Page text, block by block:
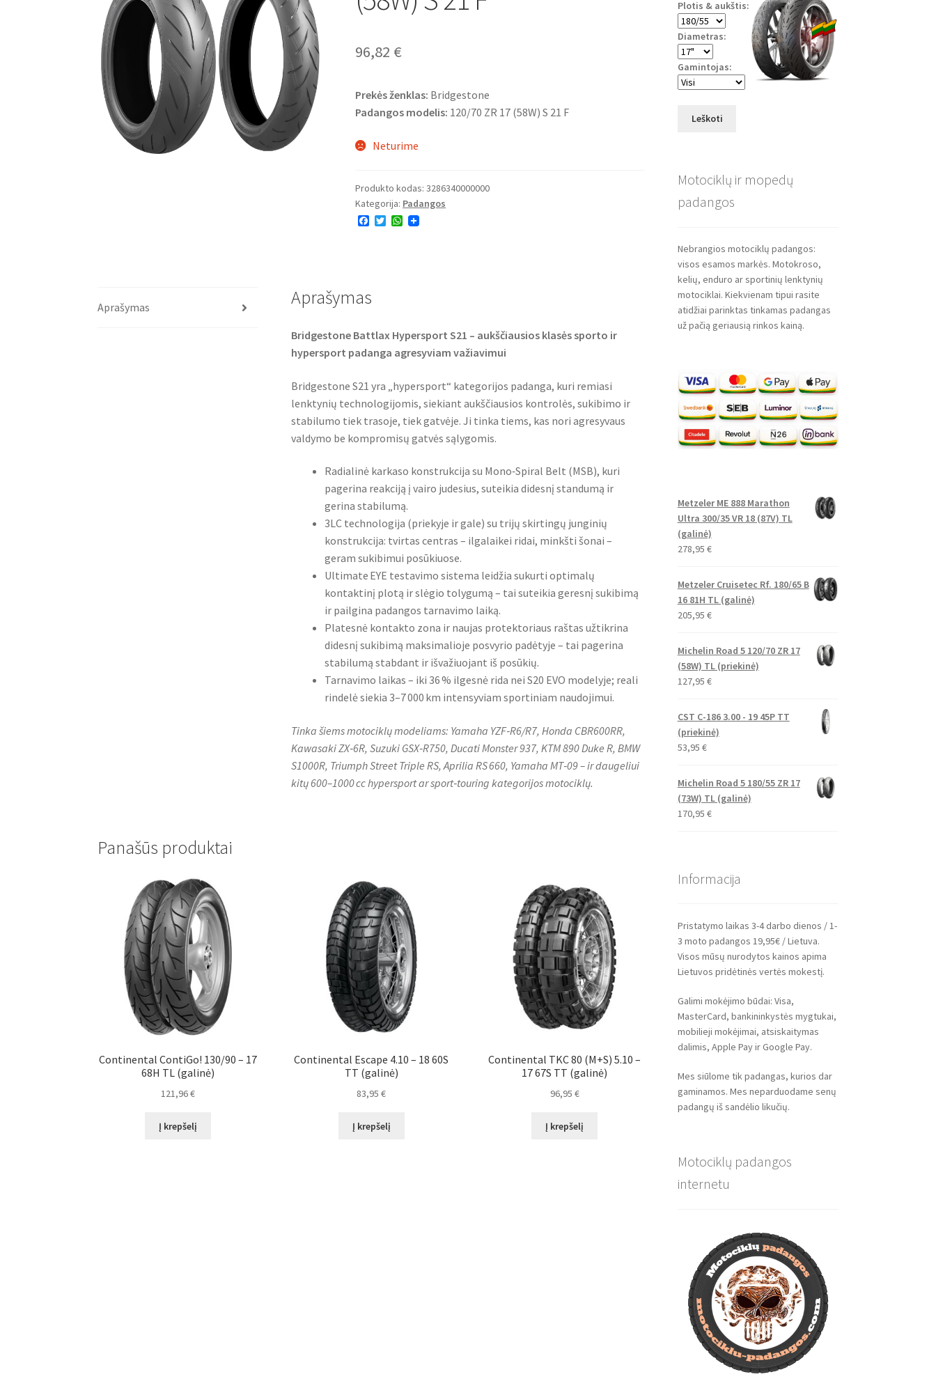
96,82 €
Prekės ženklas: Bridgestone
Padangos modelis: 120/70 ZR 17 (58W) S 21 F
Neturime
Produkto kodas:3286340000000
Kategorija: Padangos
F
k
T
W
Aprašymas Aprašymas
Bridgestone Battlax Hypersport S21 – aukščiausios klasės sporto ir
hypersport padanga agresyviam važiavimui
Bridgestone S21 yra „hypersport“ kategorijos padanga, kuri remiasi
lenktynių technologijomis, siekiant aukščiausios kontrolės, sukibimo ir
stabilumo tiek trasoje, tiek gatvėje. Ji tinka tiems, kas nori agresyvaus
valdymo be kompromisų gatvės sąlygomis.
Radialinė karkaso konstrukcija su Mono‑Spiral Belt (MSB), kuri
pagerina reakciją į vairo judesius, suteikia didesnį standumą ir
gerina stabilumą.
3LC technologija (priekyje ir gale) su trijų skirtingų junginių
konstrukcija: tvirtas centras – ilgalaikei ridai, minkšti šonai –
geram sukibimui posūkiuose.
Ultimate EYE testavimo sistema leidžia sukurti optimalų
kontaktinį plotą ir slėgio tolygumą – tai suteikia geresnį sukibimą
ir pailgina padangos tarnavimo laiką.
Platesnė kontakto zona ir naujas protektoriaus raštas užtikrina
didesnį sukibimą maksimalioje posvyrio padėtyje – tai pagerina
stabilumą stabdant ir išvažiuojant iš posūkių.
Tarnavimo laikas – iki 36 % ilgesnė rida nei S20 EVO modelyje; reali
rindelė siekia 3–7 000 km intensyviam sportiniam naudojimui.
Tinka šiems motociklų modeliams: Yamaha YZF‑R6/R7, Honda CBR600RR,
Kawasaki ZX‑6R, Suzuki GSX‑R750, Ducati Monster 937, KTM 890 Duke R, BMW
S1000R, Triumph Street Triple RS, Aprilia RS 660, Yamaha MT‑09 – ir daugeliui
kitų 600–1000 cc hypersport ar sport‑touring kategorijos motociklų.
Panašūs produktai
Continental ContiGo! 130/90 – 17
68H TL (galinė)
121,96€
Į krepšelį
Continental Escape 4.10 – 18 60S
TT (galinė)
83,95€
Į krepšelį
Continental TKC 80 (M+S) 5.10 –
17 67S TT (galinė)
96,95 €
Į krepšelį
Plotis & aukštis:
Diametras:
Gamintojas:
Leškoti
Motociklų ir mopedų
padangos
Nebrangios motociklų padangos:
visos esamos markės. Motokroso,
kelių, enduro ar sportinių lenktynių
motociklai. Kiekvienam tipui rasite
atidžiai parinktas tinkamas padangas
už pačią geriausią rinkos kainą.
Metzeler ME 888 Marathon
Ultra 300/35 VR 18 (87V) TL
(galinė)
278,95 €
Metzeler Cruisetec Rf. 180/65 B
16 81H TL (galinė)
205,95 €
Michelin Road 5 120/70 ZR 17
(58W) TL (priekinė)
127,95 €
CST C-186 3.00 - 19 45P TT
(priekinė)
53,95 €
Michelin Road 5 180/55 ZR 17
(73W) TL (galinė)
170,95 €
Informacija
Pristatymo laikas 3-4 darbo dienos / 1-
3 moto padangos 19,95€ / Lietuva.
Visos mūsų nurodytos kainos apima
Lietuvos pridėtinės vertės mokestį.
Galimi mokėjimo būdai: Visa,
MasterCard, bankininkystės mygtukai,
mobilieji mokėjimai, atsiskaitymas
dalimis, Apple Pay ir Google Pay.
Mes siūlome tik padangas, kurios dar
gaminamos. Mes neparduodame senų
padangų iš sandėlio likučių.
Motociklų padangos
internetu